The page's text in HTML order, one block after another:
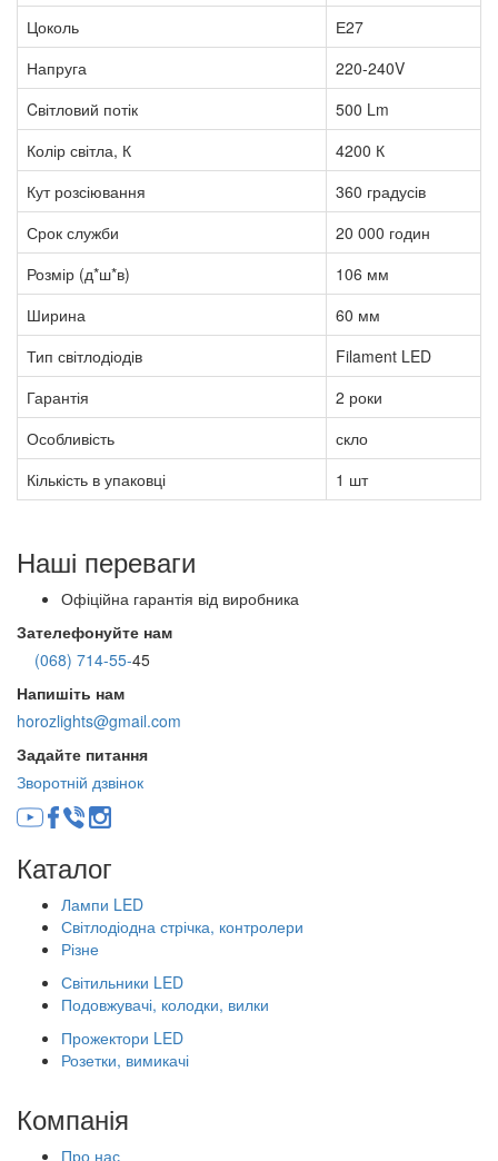
Цоколь
Е27
Напруга
220-240V
Cвітловий потік
500 Lm
Колір світла, К
4200 К
Кут розсіювання
360 градусів
Срок служби
20 000 годин
Розмір (д*ш*в)
106 мм
Ширина
60 мм
Тип світлодіодів
Filament LED
Гарантія
2 роки
Особливість
скло
Кількість в упаковці
1 шт
Наші переваги
Офіційна гарантія від виробника
Зателефонуйте нам
(068) 714-55-45
Напишіть нам
horozlights@gmail.com
Задайте питання
Зворотній дзвінок
Каталог
Лампи LED
Світлодіодна стрічка, контролери
Різне
Світильники LED
Подовжувачі, колодки, вилки
Прожектори LED
Розетки, вимикачі
Компанія
Про нас